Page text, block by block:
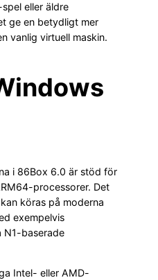
eller äldre
ge en betydligt mer
vanlig virtuell maskin.
i 86Box 6.0 är stöd för
processorer. Det
köras på moderna
exempelvis
N1-baserade
Intel- eller AMD-